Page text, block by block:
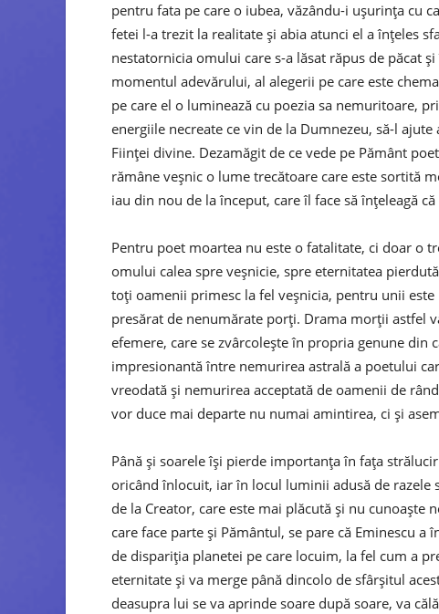
pentru fata pe care o iubea, văzându-i ușurința cu
fetei l-a trezit la realitate și abia atunci el a înțeles
nestatornicia omului care s-a lăsat răpus de păcat
momentul adevărului, al alegerii pe care este
pe care el o luminează cu poezia sa nemuritoare,
energiile necreate ce vin de la Dumnezeu, să-l
Ființei divine. Dezamăgit de ce vede pe Pământ
rămâne veșnic o lume trecătoare care este sortită
iau din nou de la început, care îl face să înțeleagă că
Pentru poet moartea nu este o fatalitate, ci doar o
omului calea spre veșnicie, spre eternitatea
toți oamenii primesc la fel veșnicia, pentru unii
presărat de nenumărate porți. Drama morții astfel
efemere, care se zvârcolește în propria genune din
impresionantă între nemurirea astrală a poetului
vreodată și nemurirea acceptată de oamenii de
vor duce mai departe nu numai amintirea, ci și
Până și soarele își pierde importanța în fața
oricând înlocuit, iar în locul luminii adusă de
de la Creator, care este mai plăcută și nu cunoaște
care face parte și Pământul, se pare că Eminescu
de dispariția planetei pe care locuim, la fel cum a
eternitate și va merge până dincolo de sfârșitul
deasupra lui se va aprinde soare după soare, va